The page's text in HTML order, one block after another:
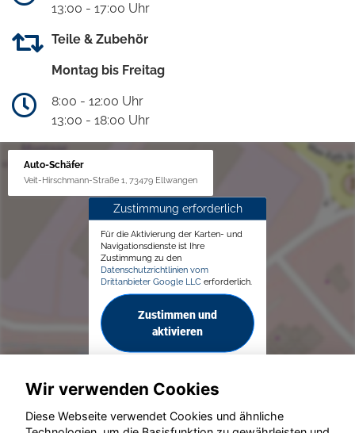
13:00 - 17:00 Uhr
Teile & Zubehör
Montag bis Freitag
8:00 - 12:00 Uhr
13:00 - 18:00 Uhr
Auto-Schäfer
Veit-Hirschmann-Straße 1, 73479 Ellwangen
Zustimmung erforderlich
Für die Aktivierung der Karten- und
Navigationsdienste ist Ihre
Zustimmung zu den
Datenschutzrichtlinien vom
Drittanbieter Google LLC erforderlich.
Zustimmen und
aktivieren
Wir verwenden Cookies
Diese Webseite verwendet Cookies und ähnliche